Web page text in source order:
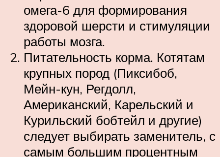
омега-6 для формирования
здоровой шерсти и стимуляции
работы мозга.
Питательность корма. Котятам
крупных пород (Пиксибоб,
Мейн-кун, Регдолл,
Американский, Карельский и
Курильский бобтейл и другие)
следует выбирать заменитель, с
самым большим процентным